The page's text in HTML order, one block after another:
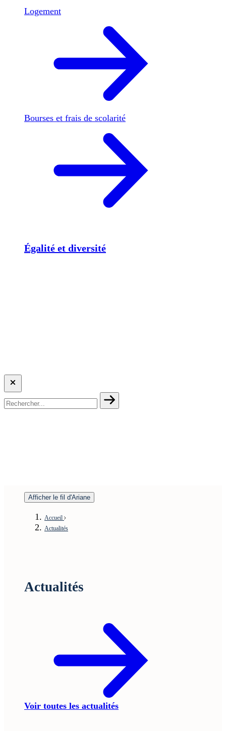
Logement
Bourses et frais de scolarité
Égalité et diversité
Afficher le fil d'Ariane
Accueil
Actualités
Actualités
Voir toutes les actualités